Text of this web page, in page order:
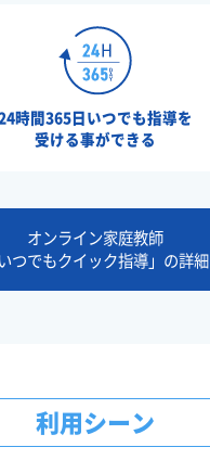
時間365日いつでも指導を
受ける事ができる
オンライン家庭教師
いつでもクイック指導」の詳細
利用シーン